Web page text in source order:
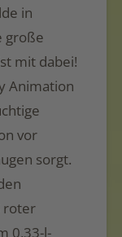
in
große
mit dabei!
Animation
vor
sorgt.
roter
0,33-l-